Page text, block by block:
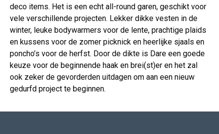
deco items. Het is een echt all-round garen, geschikt voor
vele verschillende projecten. Lekker dikke vesten in de
winter, leuke bodywarmers voor de lente, prachtige plaids
en kussens voor de zomer picknick en heerlijke sjaals en
poncho’s voor de herfst. Door de dikte is Dare een goede
keuze voor de beginnende haak en brei(st)er en het zal
ook zeker de gevorderden uitdagen om aan een nieuw
gedurfd project te beginnen.